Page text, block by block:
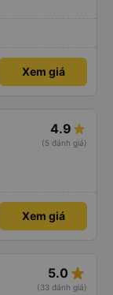
Xem giá
4.9
(5 đánh giá)
Xem giá
5.0 star_rate
(33 đánh giá)